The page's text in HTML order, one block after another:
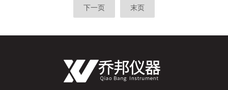
下一页 末页